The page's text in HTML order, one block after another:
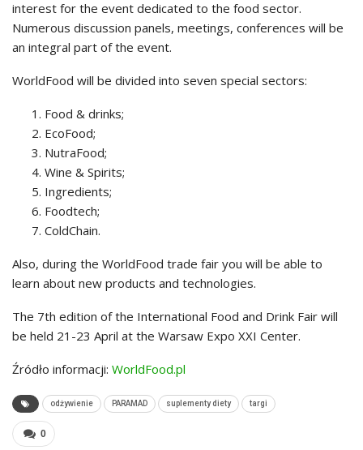
interest for the event dedicated to the food sector.
Numerous discussion panels, meetings, conferences will be
an integral part of the event.
WorldFood will be divided into seven special sectors:
Food & drinks;
EcoFood;
NutraFood;
Wine & Spirits;
Ingredients;
Foodtech;
ColdChain.
Also, during the WorldFood trade fair you will be able to
learn about new products and technologies.
The 7th edition of the International Food and Drink Fair will
be held 21-23 April at the Warsaw Expo XXI Center.
Źródło informacji: WorldFood.pl
odżywienie PARAMAD suplementy diety targi
0